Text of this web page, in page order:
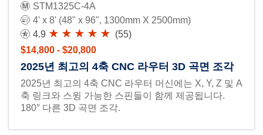
STM1325C-4A
4' x 8' (48" x 96", 1300mm X 2500mm)
4.9
(55)
$14,800 - $20,800
2025년 최고의 4축 CNC 라우터 3D 곡면 조각
2025년 최고의 4축 CNC 라우터 머신에는 X, Y, Z 및 A
축 링크와 스윙 가능한 스핀들이 함께 제공됩니다.
180° 다른 3D 곡면 조각.